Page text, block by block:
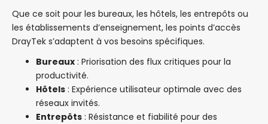
Que ce soit pour les bureaux, les hôtels, les entrepôts ou
les établissements d’enseignement, les points d’accès
DrayTek s’adaptent à vos besoins spécifiques.
Bureaux : Priorisation des flux critiques pour la
productivité.
Hôtels : Expérience utilisateur optimale avec des
réseaux invités.
Entrepôts : Résistance et fiabilité pour des